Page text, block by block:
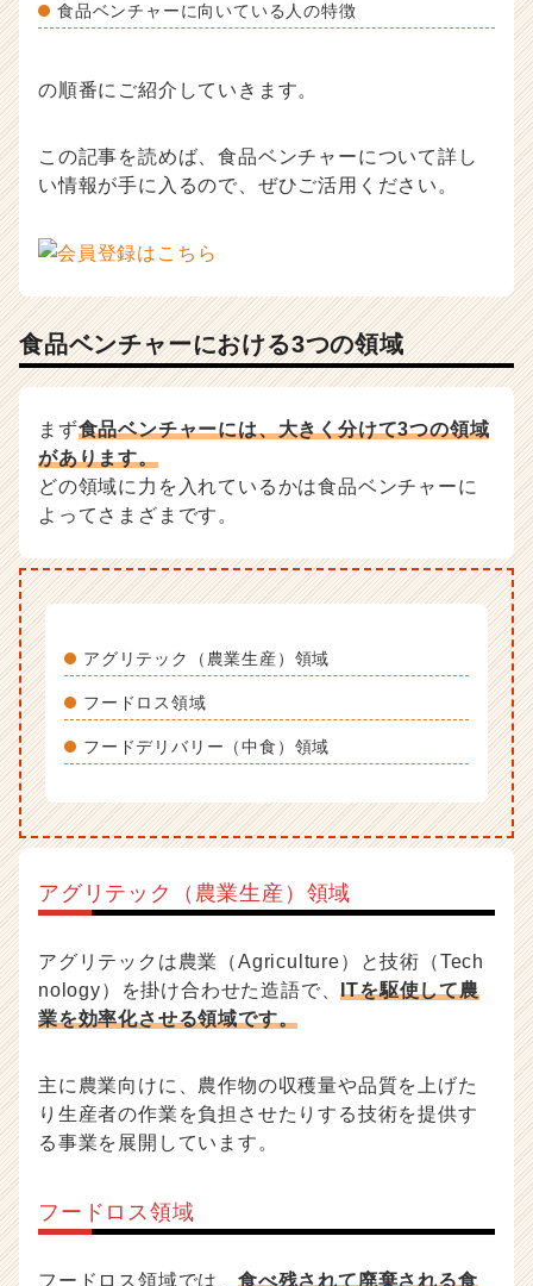
届
活
イ
ト
チ
キ
リ
（C
h
r
a
r
e
食品ベンチャーに向いている人の特徴
の順番にご紹介していきます。
この記事を読めば、食品ベンチャーについて詳し
い情報が手に入るので、ぜひご活用ください。
食品ベンチャーにおける3つの領域
まず食品ベンチャーには、大きく分けて3つの領域
があります。
どの領域に力を入れているかは食品ベンチャーに
よってさまざまです。
アグリテック（農業生産）領域
フードロス領域
フードデリバリー（中食）領域
アグリテック（農業生産）領域
アグリテックは農業（Agriculture）と技術（Tech
nology）を掛け合わせた造語で、ITを駆使して農
業を効率化させる領域です。
主に農業向けに、農作物の収穫量や品質を上げた
り生産者の作業を負担させたりする技術を提供す
る事業を展開しています。
フードロス領域
フードロス領域では、 食べ残されて廃棄される食